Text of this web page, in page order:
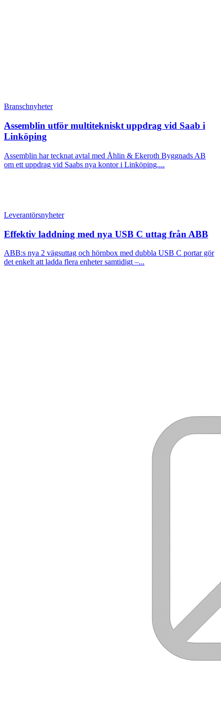
Branschnyheter
Assemblin utför multitekniskt uppdrag vid Saab i
Linköping
Assemblin har tecknat avtal med Åhlin & Ekeroth Byggnads AB
om ett uppdrag vid Saabs nya kontor i Linköping....
Leverantörsnyheter
Effektiv laddning med nya USB C uttag från ABB
ABB:s nya 2 vägsuttag och hörnbox med dubbla USB C portar gör
det enkelt att ladda flera enheter samtidigt –...